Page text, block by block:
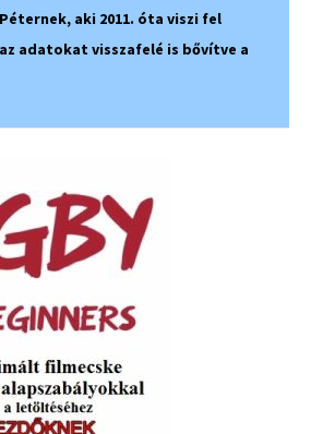
aki 2011. óta viszi fel
adatokat visszafelé is bővítve a